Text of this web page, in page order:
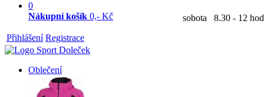
sobota 8.30 - 12 hod
0
Nákupní košík 0,- Kč
Přihlášení Registrace
Oblečení